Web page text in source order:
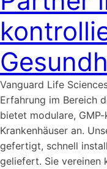
Vanguard Life
Erfahrung im Bereich
bietet modulare,
Krankenhäuser an.
gefertigt, schnell
geliefert. Sie vereinen